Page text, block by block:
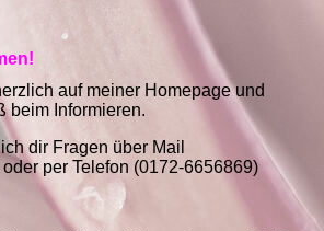
auf meiner Homepage und
beim Informieren.
dir Fragen über Mail
per Telefon (0172-6656869)